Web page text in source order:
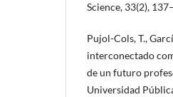
Science, 33(2),
Pujol-Cols, T.,
interconectado
de un futuro
Universidad